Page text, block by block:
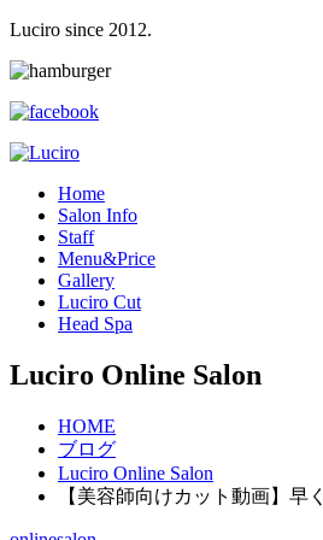
Luciro since 2012.
Home
Salon Info
Staff
Menu&Price
Gallery
Luciro Cut
Head Spa
Luciro Online Salon
HOME
ブログ
Luciro Online Salon
【美容師向けカット動画】